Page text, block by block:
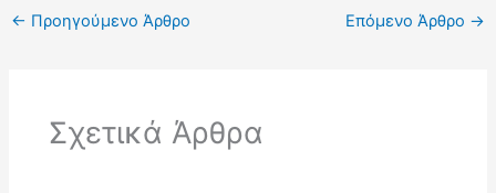
← Προηγούμενο Άρθρο Επόμενο Άρθρο →
Σχετικά Άρθρα